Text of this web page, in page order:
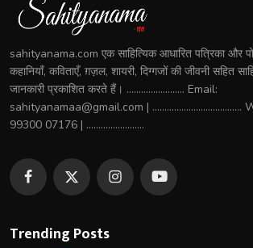
sahityanama.com एक साहित्यिक आधारित पत्रिका और
कहानियाँ, कविताएँ, ग़ज़ल, शायरी, दिग्गजों की जीवनी सहित
जानकारी प्रकाशित करते हैं। ........................ Email:
sahityanamaa@gmail.com |
99300 07176 | ........................
Trending Posts